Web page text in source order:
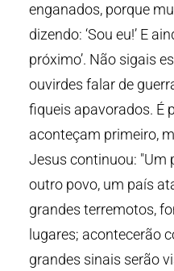
enganados, porque
dizendo: ‘Sou eu!’ E
próximo’. Não sigais
ouvirdes falar de
fiqueis apavorados. É
aconteçam primeiro,
Jesus continuou: "Um
outro povo, um país
grandes terremotos,
lugares; acontecerão
grandes sinais serão